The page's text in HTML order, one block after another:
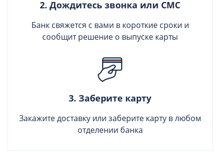
2. Дождитесь звонка или СМС
Банк свяжется с вами в короткие сроки и
сообщит решение о выпуске карты
3. Заберите карту
Закажите доставку или заберите карту в любом
отделении банка